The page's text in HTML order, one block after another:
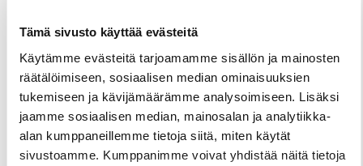
Tämä sivusto käyttää evästeitä
Käytämme evästeitä tarjoamamme sisällön ja mainosten
räätälöimiseen, sosiaalisen median ominaisuuksien
tukemiseen ja kävijämäärämme analysoimiseen. Lisäksi
jaamme sosiaalisen median, mainosalan ja analytiikka-
alan kumppaneillemme tietoja siitä, miten käytät
sivustoamme. Kumppanimme voivat yhdistää näitä tietoja
Useita uudis- ja peruskorjauskohteita